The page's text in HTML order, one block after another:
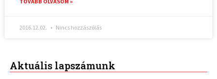
2016.12.02. Nincs hozzászólás
Aktuális lapszámunk